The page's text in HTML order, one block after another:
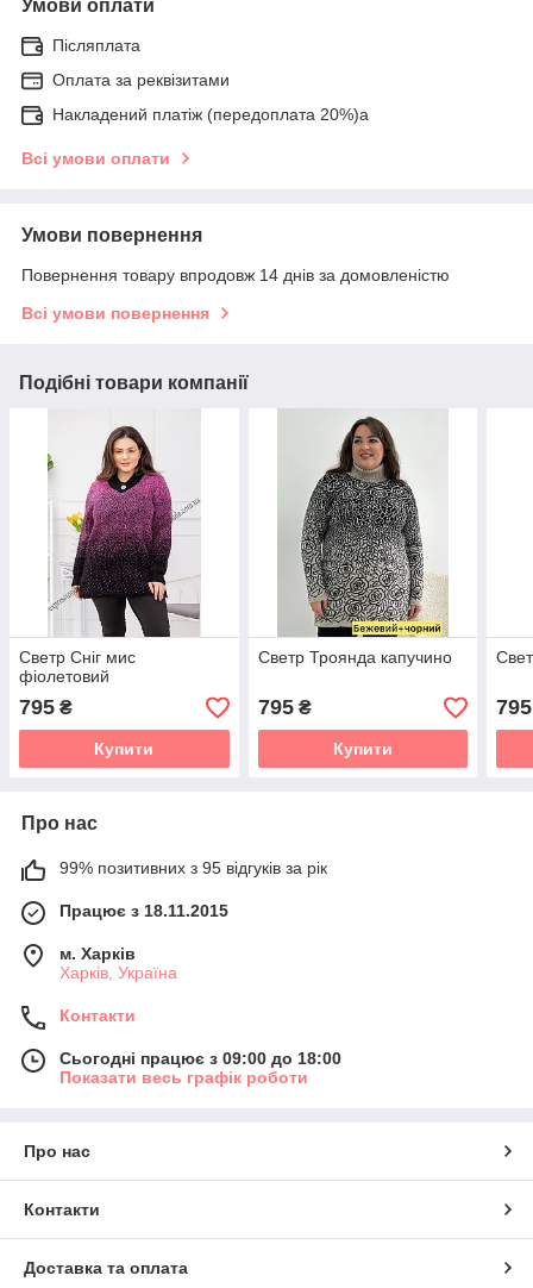
Умови оплати
Післяплата
Оплата за реквізитами
Накладений платіж (передоплата 20%)а
Всі умови оплати
Умови повернення
Повернення товару впродовж 14 днів за домовленістю
Всі умови повернення
Подібні товари компанії
Светр Сніг мис
фіолетовий
795 ₴
Купити
Светр Троянда капучино
795₴
Купити
795
Про нас
99% позитивних з 95 відгуків за рік
Працює з 18.11.2015
м. Харків
Харків, Україна
Контакти
Сьогодні працює з 09:00 до 18:00
Показати весь графік роботи
Про нас
Контакти
Доставка та оплата